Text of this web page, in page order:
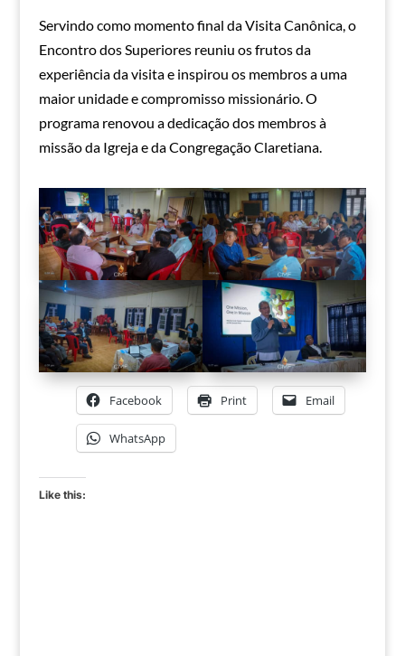
Servindo como momento final da Visita Canônica, o
Encontro dos Superiores reuniu os frutos da
experiência da visita e inspirou os membros a uma
maior unidade e compromisso missionário. O
programa renovou a dedicação dos membros à
missão da Igreja e da Congregação Claretiana.
Facebook Print Email
WhatsApp
Like this: